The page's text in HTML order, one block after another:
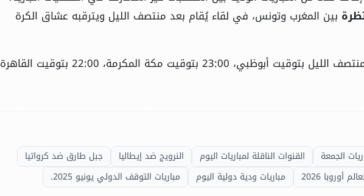
بين المغرب وتونس، في لقاء يُقام بعد منتصف الليل ويترقبه عشاق الكرة
– الساعة 00:00 منتصف الليل بتوقيت أبوظبي، 23:00 بتوقيت مكة المكرمة، 22:00 بتوقيت القاهرة
الجمعة القنوات الناقلة لمباريات اليوم النرويج ضد إيطاليا
جبل طارق ضد كرواتيا
2026 مباريات ودية دولية اليوم مباريات التوقف الدولي يونيو 2025.